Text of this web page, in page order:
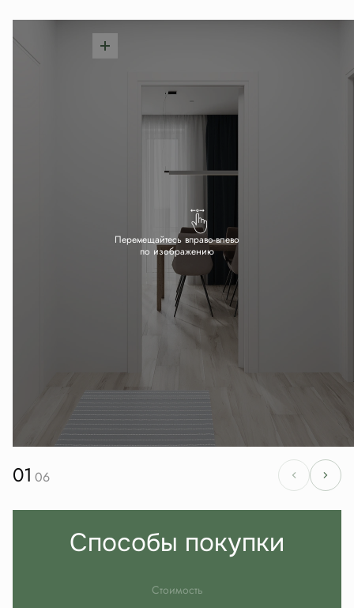
Перемещайтесь вправо-влево
по изображению
01 06
Способы покупки
Стоимость